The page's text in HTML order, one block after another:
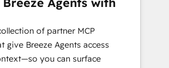
of partner MCP
give Breeze Agents access
you can surface